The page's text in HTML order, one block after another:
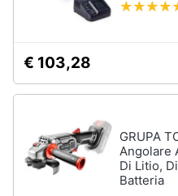
€ 103,28
GRUPA
Angolare
Di Litio,
Batteria